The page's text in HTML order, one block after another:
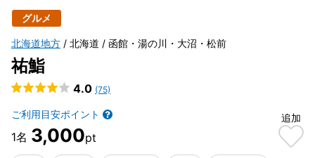
グルメ
北海道地方 北海道 函館・湯の川・大沼・松前
祐鮨
4.0 (75)
ご利用目安ポイント
3,000
追加